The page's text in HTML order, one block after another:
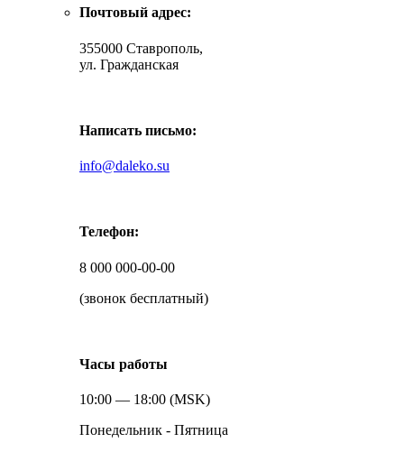
Почтовый адрес:
355000 Ставрополь,
ул. Гражданская
Написать письмо:
info@daleko.su
Телефон:
8 000 000-00-00
(звонок бесплатный)
Часы работы
10:00 — 18:00 (MSK)
Понедельник - Пятница